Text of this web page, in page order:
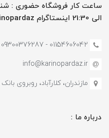
الی 21:30 اینستاگرام karinopardaz@
01154606042 - 09300376287
info@karinopardaz.ir
مازندران، کلارآباد، روبروی
درباره ما :